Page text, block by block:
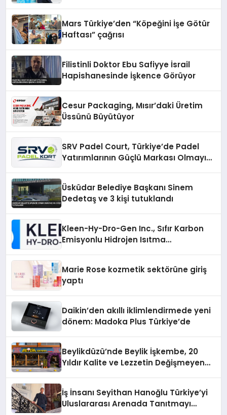
Mars Türkiye’den “Köpeğini İşe Götür
Haftası” çağrısı
Filistinli Doktor Ebu Safiyye İsrail
Hapishanesinde İşkence Görüyor
Cesur Packaging, Mısır’daki Üretim
Üssünü Büyütüyor
SRV Padel Court, Türkiye’de Padel
Yatırımlarının Güçlü Markası Olmayı
Üsküdar Belediye Başkanı Sinem
Dedetaş ve 3 kişi tutuklandı
Kleen-Hy-Dro-Gen Inc., Sıfır Karbon
Emisyonlu Hidrojen Isıtma
Marie Rose kozmetik sektörüne giriş
yaptı
Daikin’den akıllı iklimlendirmede yeni
dönem: Madoka Plus Türkiye’de
Beylikdüzü’nde Beylik İşkembe, 20
Yıldır Kalite ve Lezzetin Değişmeyen
İş İnsanı Seyithan Hanoğlu Türkiye’yi
Uluslararası Arenada Tanıtmayı